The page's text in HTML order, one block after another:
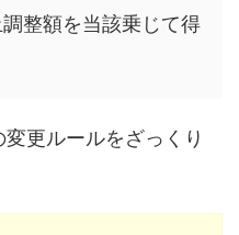
整額を当該乗じて得
更ルールをざっくり